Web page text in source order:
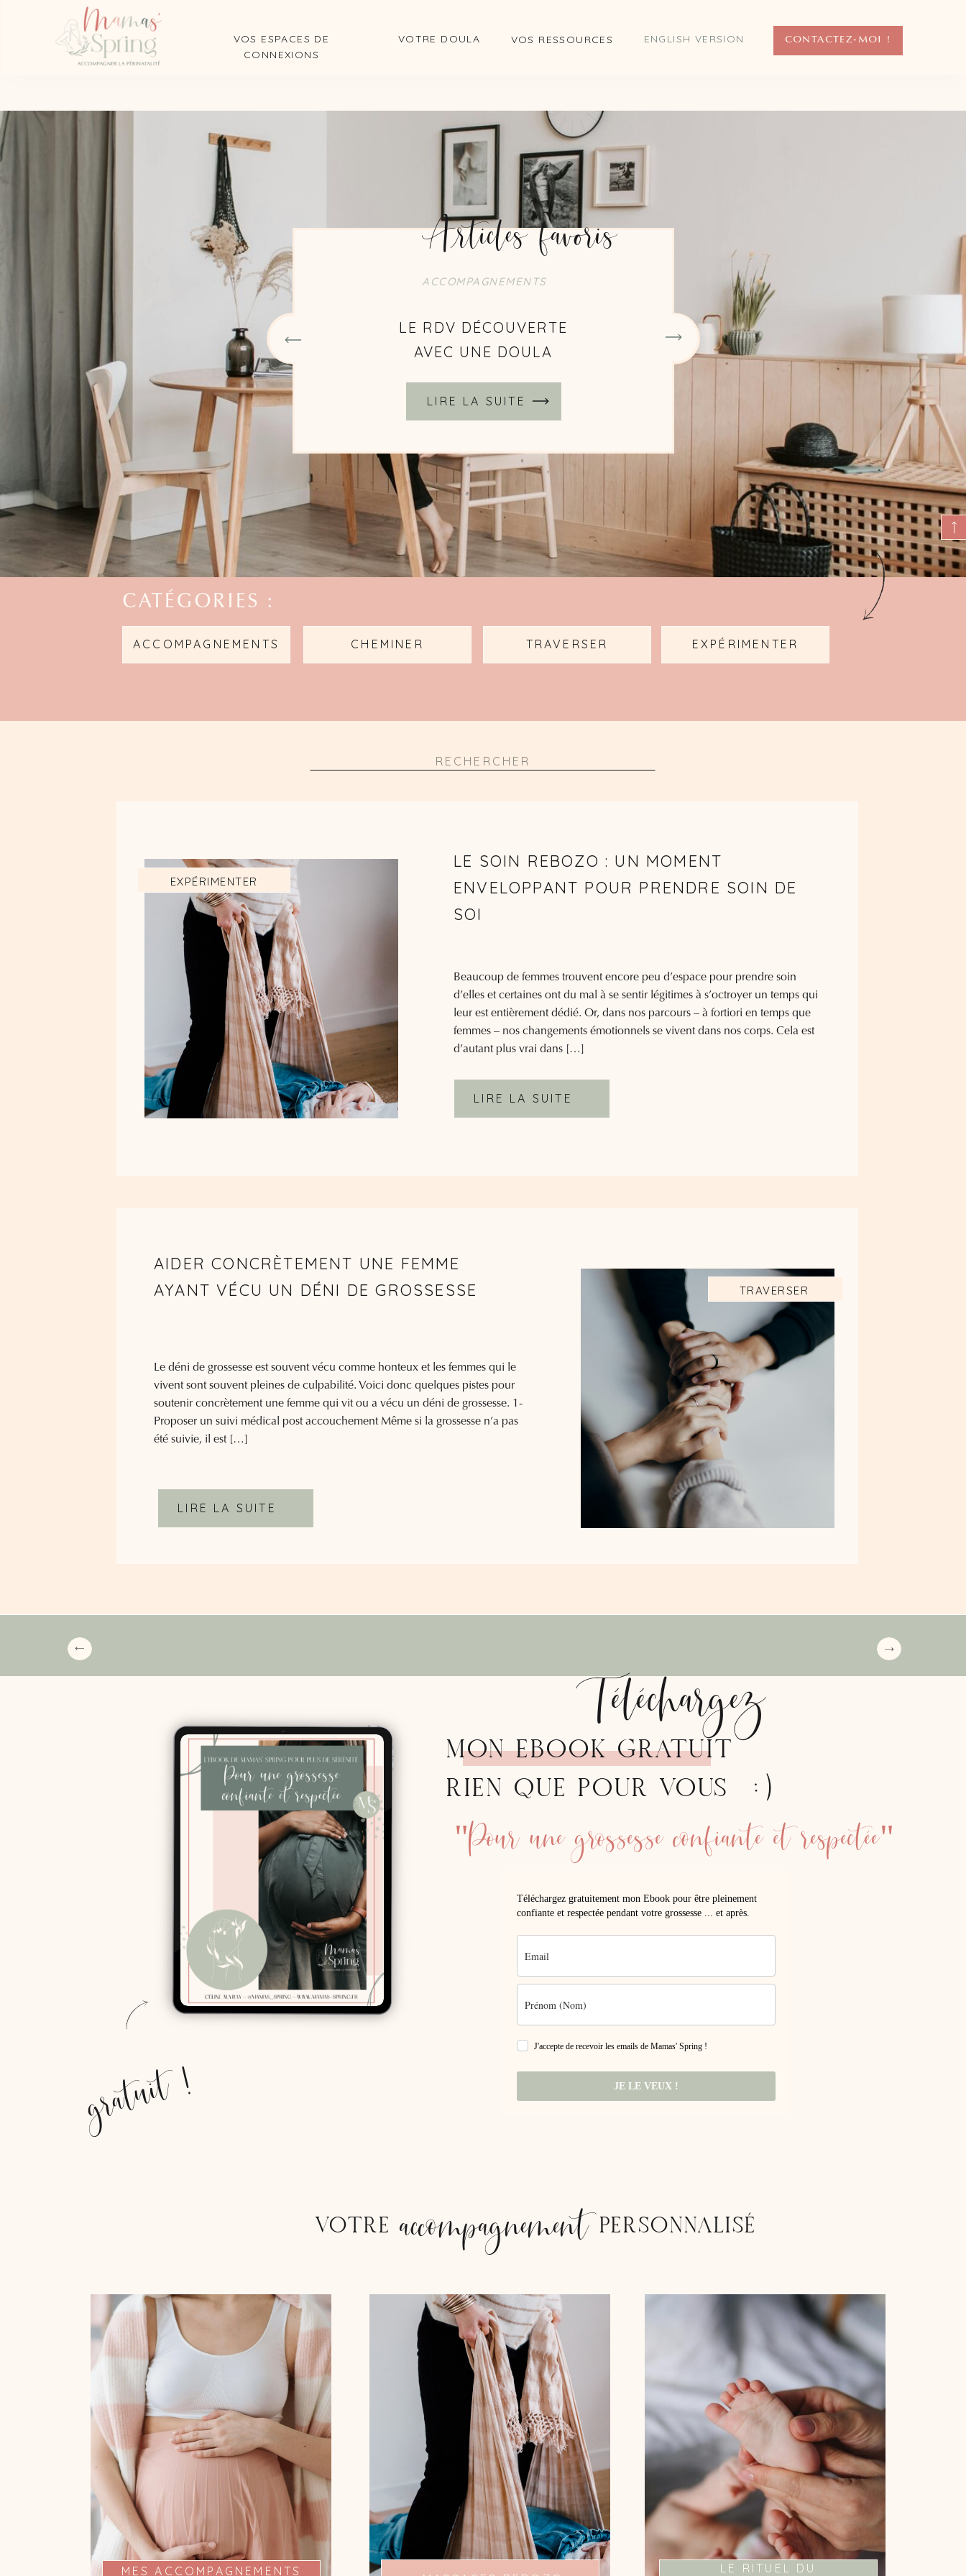
VOS ESPACES DE
CONNEXIONS
VOS RESSOURCES
VOTRE DOULA CONTACTEZ-MOI !
ENGLISH VERSION
Articles favoris
LIRE LA SUITE
CATÉGORIES :
ACCOMPAGNEMENTS CHEMINER TRAVERSER EXPÉRIMENTER
Beaucoup de femmes trouvent encore peu d’espace pour prendre soin
d’elles et certaines ont du mal à se sentir légitimes à s’octroyer un temps qui
leur est entièrement dédié. Or, dans nos parcours – à fortiori en temps que
femmes – nos changements émotionnels se vivent dans nos corps. Cela est
d’autant plus vrai dans […]
LIRE LA SUITE
LE SOIN REBOZO : UN MOMENT
ENVELOPPANT POUR PRENDRE SOIN DE
SOI
EXPÉRIMENTER
Le déni de grossesse est souvent vécu comme honteux et les femmes qui le
vivent sont souvent pleines de culpabilité. Voici donc quelques pistes pour
soutenir concrètement une femme qui vit ou a vécu un déni de grossesse. 1-
Proposer un suivi médical post accouchement Même si la grossesse n’a pas
été suivie, il est […]
LIRE LA SUITE
AIDER CONCRÈTEMENT UNE FEMME
AYANT VÉCU UN DÉNI DE GROSSESSE
TRAVERSER
Téléchargez gratuitement mon Ebook pour être pleinement
confiante et respectée pendant votre grossesse ... et après.
J'accepte de recevoir les emails de Mamas' Spring !
JE LE VEUX !
MON EBOOK GRATUIT
RIEN QUE POUR VOUS
gratuit !
:)
"Pour une grossesse confiante et respectée"
Téléchargez
Je suis présente pour vous de la pré-
conception au post-partum à travers
plusieurs rencontres et vous propose
un accompagnement sur mesure, en
fonction de ce dont vous avez besoin
(écoute, informations, bien-être).
MA PRÉSENCE À VOS
COTÉS
Je vous propose un moment fort de
connexion avec votre bébé à travers
l'outil du bain.
LA MAGIE DU LIEN
PARENT-ENFANT
LE RITUEL DU
MES ACCOMPAGNEMENTS
ÊTRE BERCÉE ET
ENVELOPPÉE
Les massages avec les rebozos sont
autant de moments pour prendre
soin de vous.
Laissez-vous bercer par ces tissus qui
vous permettent de relâcher vos
tensions et de vous détendre.
VOTREaccompagnement PERSONNALISÉ